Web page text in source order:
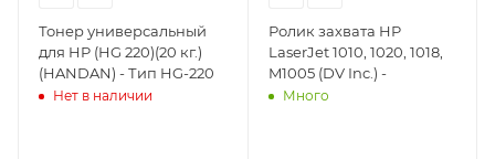
Тонер универсальный
для HP (HG 220)(20 кг.)
(HANDAN) - Тип HG-220
Нет в наличии
Ролик захвата HP
LaserJet 1010, 1020, 1018,
M1005 (DV Inc.) -
Много